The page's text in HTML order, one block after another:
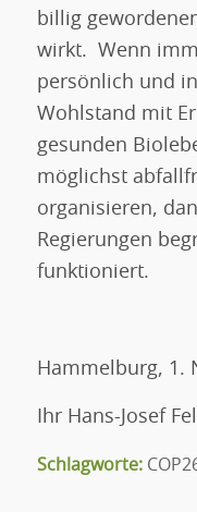
billig
wirkt. Wenn
persönlich und
Wohlstand mit
gesunden
möglichst
organisieren,
Regierungen
funktioniert.
Hammelburg, 1.
Ihr Hans-Josef Fell
Schlagworte: